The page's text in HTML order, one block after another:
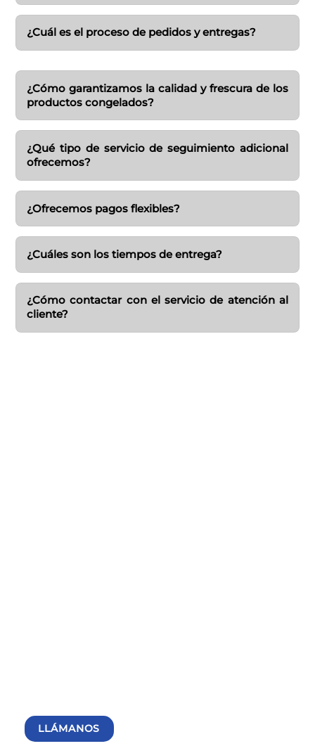
¿Cuál es el proceso de pedidos y entregas?
¿Cómo garantizamos la calidad y frescura de los
productos congelados?
¿Qué tipo de servicio de seguimiento adicional
ofrecemos?
¿Ofrecemos pagos flexibles?
¿Cuáles son los tiempos de entrega?
¿Cómo contactar con el servicio de atención al
cliente?
LLÁMANOS